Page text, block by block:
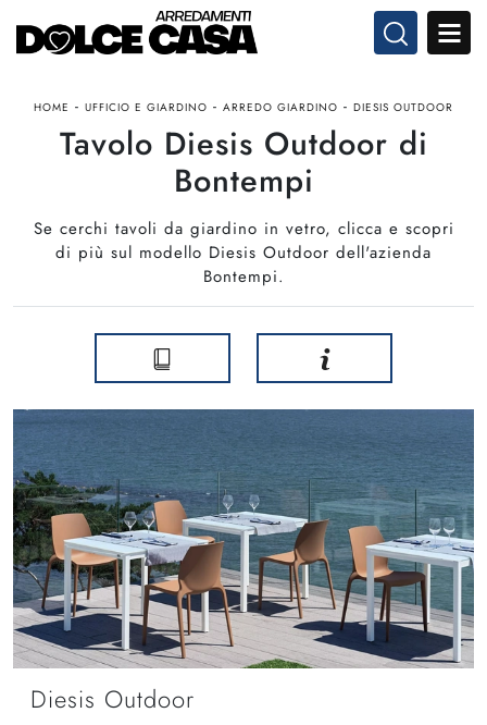
HOME - UFFICIO E GIARDINO - ARREDO GIARDINO - DIESIS OUTDOOR
Tavolo Diesis Outdoor di
Bontempi
Se cerchi tavoli da giardino in vetro, clicca e scopri
di più sul modello Diesis Outdoor dell'azienda
Bontempi.
Diesis Outdoor